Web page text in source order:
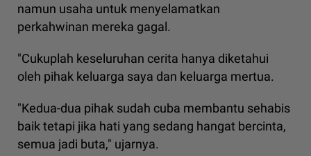
namun usaha untuk menyelamatkan
perkahwinan mereka gagal.
"Cukuplah keseluruhan cerita hanya diketahui
oleh pihak keluarga saya dan keluarga mertua.
"Kedua-dua pihak sudah cuba membantu sehabis
baik tetapi jika hati yang sedang hangat bercinta,
semua jadi buta," ujarnya.